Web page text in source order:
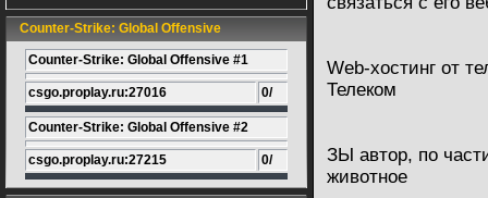
Counter-Strike: Global Offensive
Counter-Strike: Global Offensive #1
csgo.proplay.ru:27016 0/
Counter-Strike: Global Offensive #2
csgo.proplay.ru:27215 0/
Web-хостинг от
Телеком
ЗЫ автор, по
животное